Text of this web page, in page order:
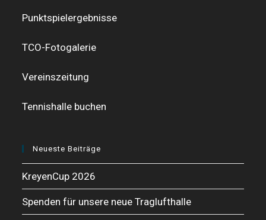
Punktspielergebnisse
TCO-Fotogalerie
Vereinszeitung
Tennishalle buchen
Neueste Beiträge
KreyenCup 2026
Spenden für unsere neue Traglufthalle